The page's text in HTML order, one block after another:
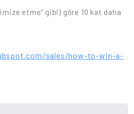
etme” gibi) göre 10 kat daha
sales/how-to-win-a-